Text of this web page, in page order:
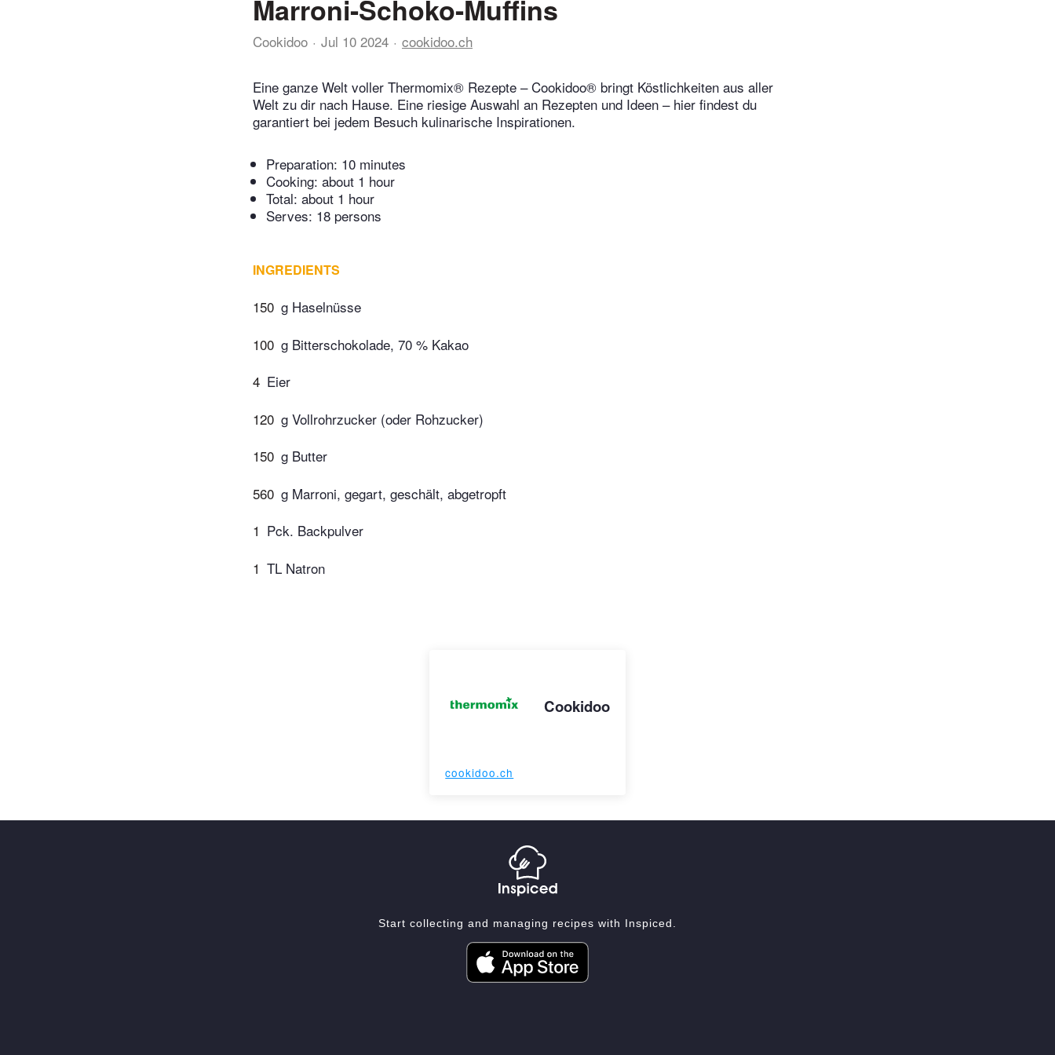
Marroni-Schoko-Muffins
Cookidoo Jul 10 2024 cookidoo.ch
Eine ganze Welt voller Thermomix® Rezepte – Cookidoo® bringt Köstlichkeiten aus aller
Welt zu dir nach Hause. Eine riesige Auswahl an Rezepten und Ideen – hier findest du
garantiert bei jedem Besuch kulinarische Inspirationen.
Preparation: 10 minutes
Cooking: about 1 hour
Total: about 1 hour
Serves: 18 persons
INGREDIENTS
150 g Haselnüsse
100 g Bitterschokolade, 70 % Kakao
4 Eier
120 g Vollrohrzucker (oder Rohzucker)
150 g Butter
560 g Marroni, gegart, geschält, abgetropft
1 Pck. Backpulver
1 TL Natron
Cookidoo
cookidoo.ch
Start collecting and managing recipes with Inspiced.